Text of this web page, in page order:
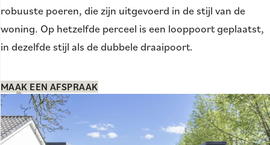
robuuste poeren, die zijn uitgevoerd in de stijl van de
woning. Op hetzelfde perceel is een looppoort geplaatst,
in dezelfde stijl als de dubbele draaipoort.
MAAK EEN AFSPRAAK